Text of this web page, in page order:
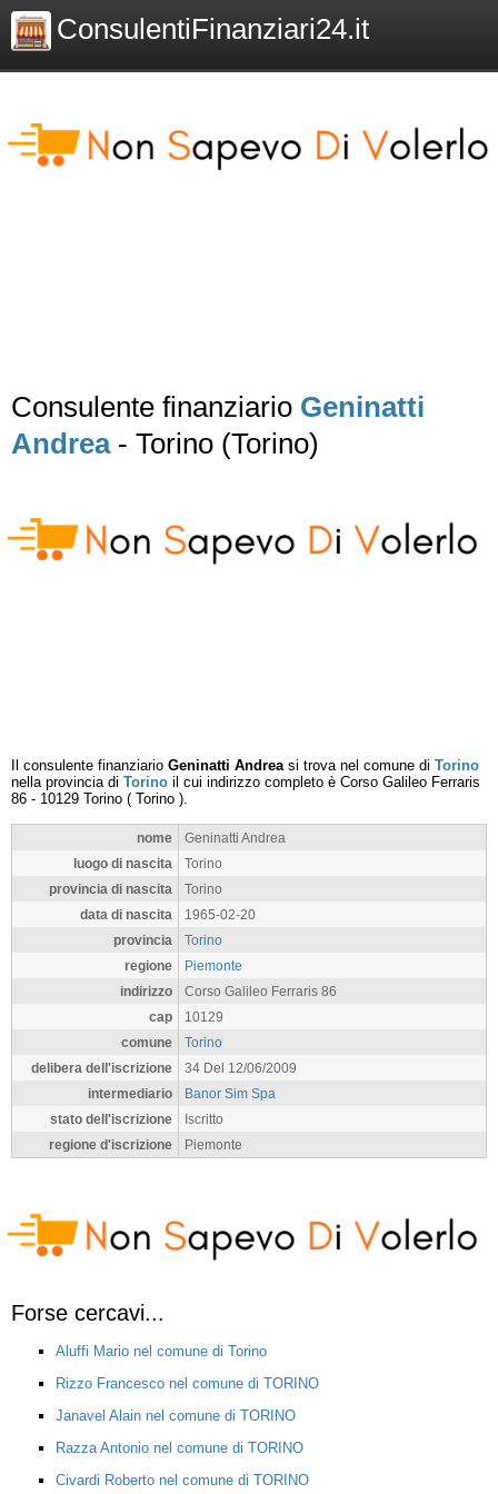
ConsulentiFinanziari24.it
Consulente finanziario Geninatti
Andrea- Torino (Torino)
Il consulente finanziario Geninatti Andreasi trova nel comune di Torino
nella provincia di Torino il cui indirizzo completo è Corso Galileo Ferraris
86 - 10129 Torino ( Torino ).
nome
Geninatti Andrea
luogo di nascita
Torino
provincia di nascita
Torino
data di nascita
1965-02-20
provincia
Torino
regione
Piemonte
indirizzo
Corso Galileo Ferraris 86
cap
10129
comune
Torino
delibera dell'iscrizione
34 Del 12/06/2009
intermediario
Banor Sim Spa
stato dell'iscrizione
Iscritto
regione d'iscrizione
Piemonte
Forse cercavi...
Aluffi Mario nel comune di Torino
Rizzo Francesco nel comune di TORINO
Janavel Alain nel comune di TORINO
Razza Antonio nel comune di TORINO
Civardi Roberto nel comune di TORINO